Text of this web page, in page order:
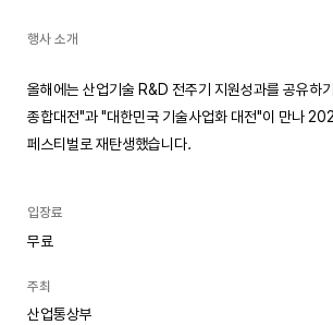
행사 소개
올해에는 산업기술 R&D 전주기 지원성과를 공유하
종합대전"과 "대한민국 기술사업화 대전"이 만나
페스티벌로 재탄생했습니다.
입장료
무료
주최
산업통상부